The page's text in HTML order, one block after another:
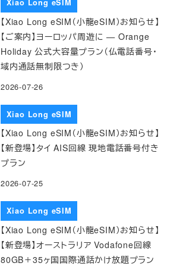
Xiao Long eSIM
【Xiao Long eSIM（小龍eSIM）お知らせ】
【ご案内】ヨーロッパ周遊に — Orange
Holiday 公式大容量プラン（仏電話番号・
域内通話無制限つき）
2026-07-26
Xiao Long eSIM
【Xiao Long eSIM（小龍eSIM）お知らせ】
【新登場】タイ AIS回線 現地電話番号付き
プラン
2026-07-25
Xiao Long eSIM
【Xiao Long eSIM（小龍eSIM）お知らせ】
【新登場】オーストラリア Vodafone回線
80GB＋35ヶ国国際通話かけ放題プラン